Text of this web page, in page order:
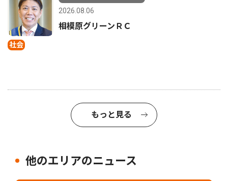
社会
2026.08.06
相模原グリーンＲＣ
もっと見る
他のエリアのニュース